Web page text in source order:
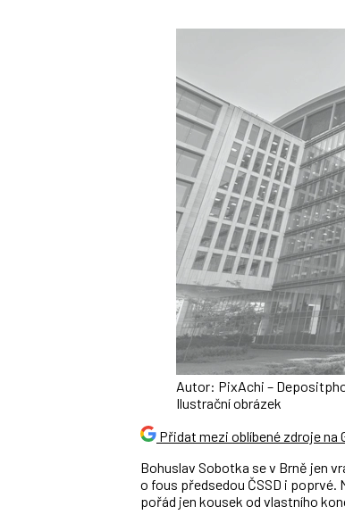
Autor: PixAchi –
Ilustrační obrázek
Přidat mezi oblíbené zdroje na
Bohuslav Sobotka se v Brně jen
o fous předsedou ČSSD i
pořád jen kousek od vlastního